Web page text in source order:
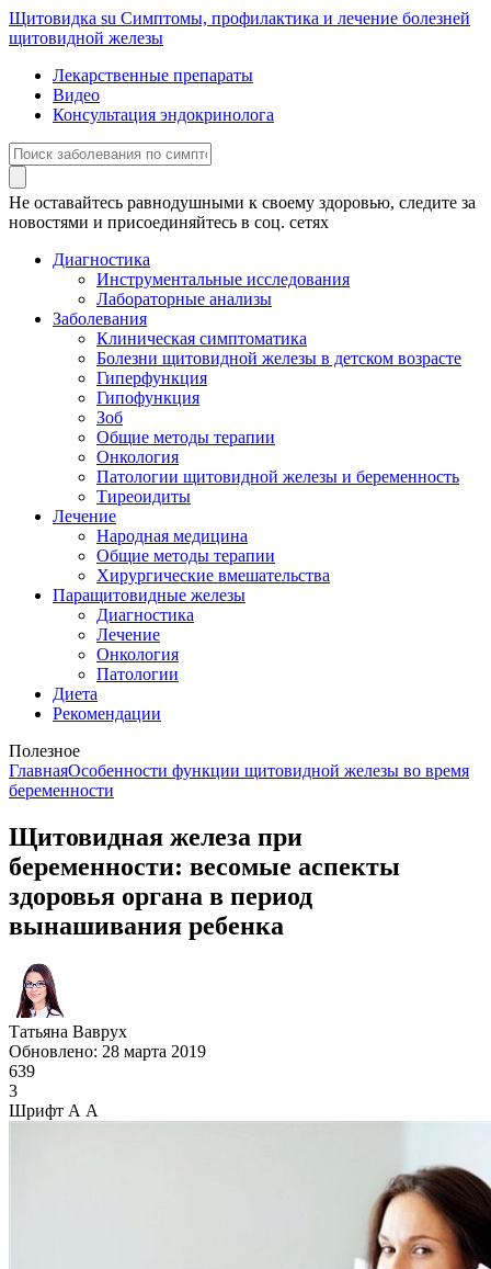
Щитовидка su Симптомы, профилактика и лечение болезней
щитовидной железы
Лекарственные препараты
Видео
Консультация эндокринолога
Не оставайтесь равнодушными к своему здоровью, следите за
новостями и присоединяйтесь в соц. сетях
Диагностика
Инструментальные исследования
Лабораторные анализы
Заболевания
Клиническая симптоматика
Болезни щитовидной железы в детском возрасте
Гиперфункция
Гипофункция
Зоб
Общие методы терапии
Онкология
Патологии щитовидной железы и беременность
Тиреоидиты
Лечение
Народная медицина
Общие методы терапии
Хирургические вмешательства
Паращитовидные железы
Диагностика
Лечение
Онкология
Патологии
Диета
Рекомендации
Полезное
ГлавнаяОсобенности функции щитовидной железы во время
беременности
Щитовидная железа при
беременности: весомые аспекты
здоровья органа в период
вынашивания ребенка
Татьяна Ваврух
Обновлено: 28 марта 2019
639
3
Шрифт А А